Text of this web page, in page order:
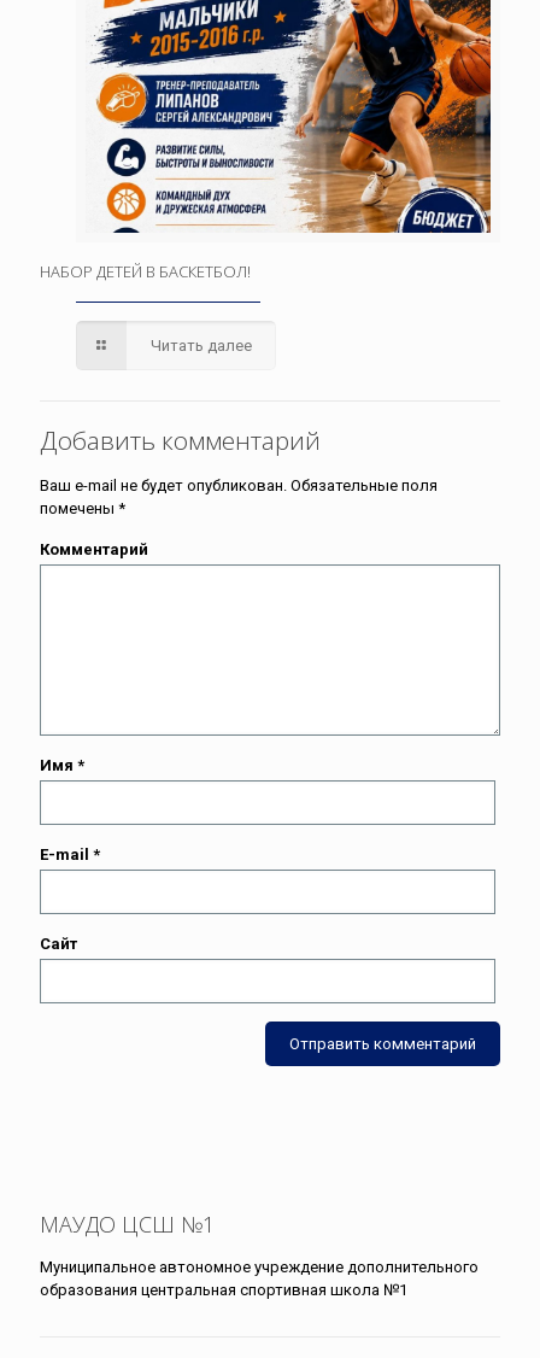
НАБОР ДЕТЕЙ В БАСКЕТБОЛ!
Читать далее
Добавить комментарий
Ваш e-mail не будет опубликован. Обязательные поля
помечены *
Комментарий
Имя *
E-mail *
Сайт
МАУДО ЦСШ №1
Муниципальное автономное учреждение дополнительного
образования центральная спортивная школа №1